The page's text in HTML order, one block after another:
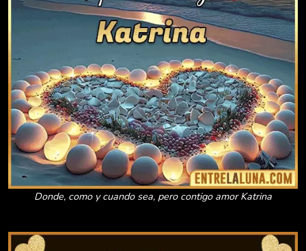
Donde, como y cuando sea, pero contigo amor Katrina